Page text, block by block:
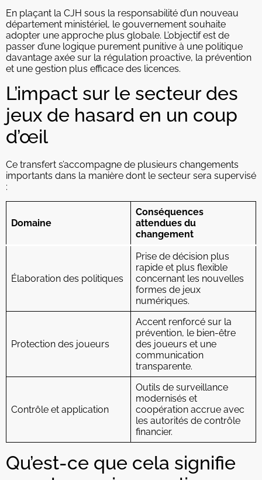
En plaçant la CJH sous la responsabilité d’un nouveau
département ministériel, le gouvernement souhaite
adopter une approche plus globale. L’objectif est de
passer d’une logique purement punitive à une politique
davantage axée sur la régulation proactive, la prévention
et une gestion plus efficace des licences.
L’impact sur le secteur des
jeux de hasard en un coup
d’œil
Ce transfert s’accompagne de plusieurs changements
importants dans la manière dont le secteur sera supervisé
:
Domaine
Conséquences
attendues du
changement
Élaboration des politiques
Prise de décision plus
rapide et plus flexible
concernant les nouvelles
formes de jeux
numériques.
Protection des joueurs
Accent renforcé sur la
prévention, le bien-être
des joueurs et une
communication
transparente.
Contrôle et application
Outils de surveillance
modernisés et
coopération accrue avec
les autorités de contrôle
financier.
Qu’est-ce que cela signifie